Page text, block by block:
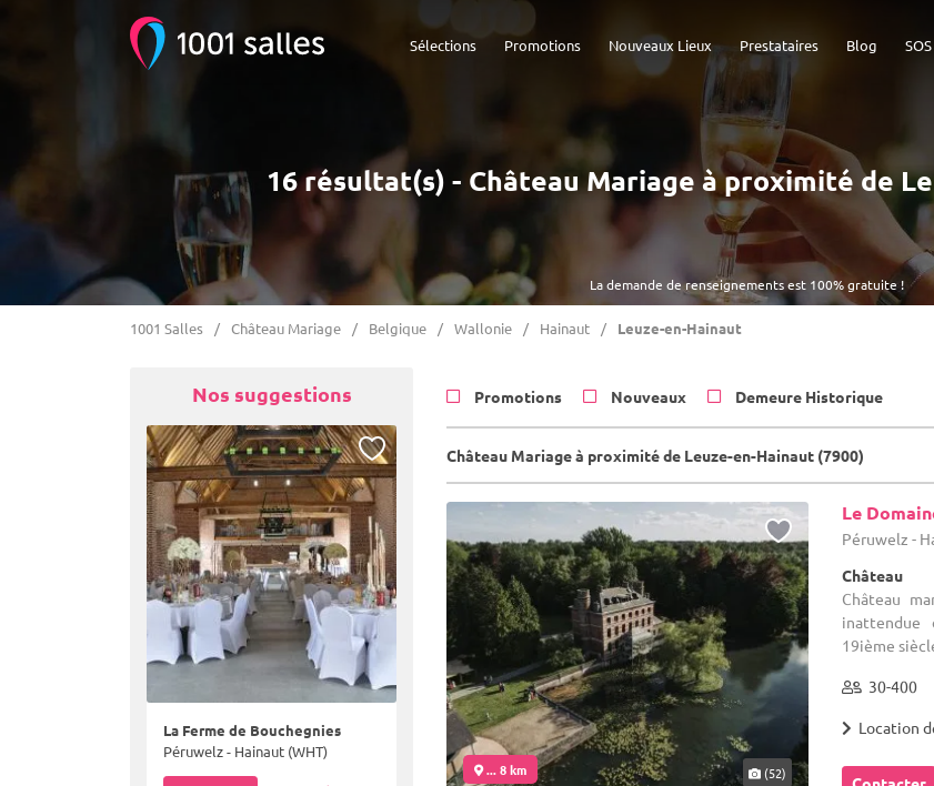
Blog
Prestataires
Nouveaux Lieux
Promotions
Sélections
La demande de renseignements est 100% gratuite !
16 résultat(s) - Château Mariage à proximité de
1001 Salles Château Mariage Belgique Wallonie Hainaut Leuze-en-Hainaut
Nos suggestions
La Ferme de Bouchegnies
Péruwelz - Hainaut (WHT)
Promotions Nouveaux Demeure Historique
Château Mariage à proximité de Leuze-en-Hainaut (7900)
... 8 km (52)
Le
Péruwelz -
Château
Château
inattendue
19ième
30-400
Location